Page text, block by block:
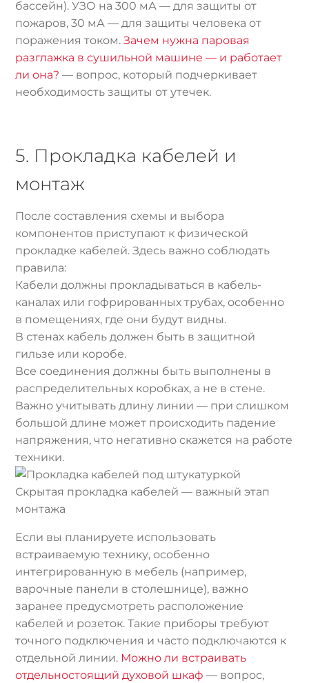
бассейн). УЗО на 300 мА — для защиты от
пожаров, 30 мА — для защиты человека от
поражения током.Зачем нужна паровая
разглажка в сушильной машине — и работает
ли она? — вопрос, который подчеркивает
необходимость защиты от утечек.
5. Прокладка кабелей и
монтаж
После составления схемы и выбора
компонентов приступают к физической
прокладке кабелей. Здесь важно соблюдать
правила:
Кабели должны прокладываться в кабель-
каналах или гофрированных трубах, особенно
в помещениях, где они будут видны.
В стенах кабель должен быть в защитной
гильзе или коробе.
Все соединения должны быть выполнены в
распределительных коробках, а не в стене.
Важно учитывать длину линии — при слишком
большой длине может происходить падение
напряжения, что негативно скажется на работе
техники.
Скрытая прокладка кабелей — важный этап
монтажа
Если вы планируете использовать
встраиваемую технику, особенно
интегрированную в мебель (например,
варочные панели в столешнице), важно
заранее предусмотреть расположение
кабелей и розеток. Такие приборы требуют
точного подключения и часто подключаются к
отдельной линии. Можно ли встраивать
отдельностоящий духовой шкаф — вопрос,